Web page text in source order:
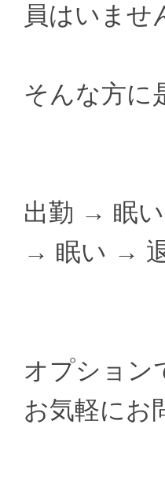
員はいませ
そんな方に
出勤 → 眠
→ 眠い →
オプション
お気軽にお